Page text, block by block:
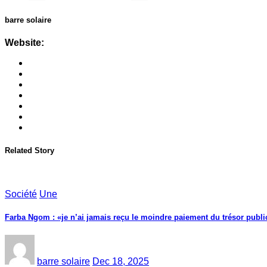
barre solaire
Website:
Related Story
Société Une
Farba Ngom : «je n’ai jamais reçu le moindre paiement du trésor
barre solaire Dec 18, 2025